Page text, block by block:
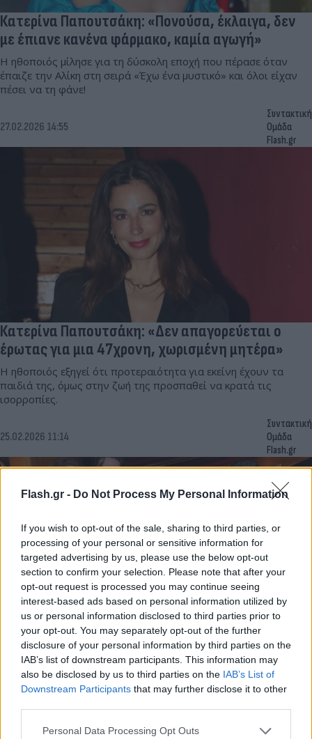
Flash.gr - Do Not Process My Personal Information
If you wish to opt-out of the sale, sharing to third parties, or
processing of your personal or sensitive information for
targeted advertising by us, please use the below opt-out
section to confirm your selection. Please note that after your
opt-out request is processed you may continue seeing
interest-based ads based on personal information utilized by
us or personal information disclosed to third parties prior to
your opt-out. You may separately opt-out of the further
disclosure of your personal information by third parties on the
IAB’s list of downstream participants. This information may
also be disclosed by us to third parties on the IAB’s List of
Downstream Participants that may further disclose it to other
Please note that this website/app uses one or more Google
Personal Data Processing Opt Outs
Κατερίνα Παπουτσάκη: «Πονούσα, έκλαιγα, δεν
με έπιανε κανένα φάρμακο, καμία αγωγή»
Η ηθοποιός μίλησε για τη δύσκολη εποχή που πέρασε όταν
έπαιζε την Αλίκη στη σειρά «Έχω ένα μυστικό» και όλοι είχαν
πέσει να τη φάνε!
27.02.2026 14:55
Συντακτική
Ομάδα
Flash.gr
Κατερίνα Παπουτσάκη: «Δεν απαγορεύεται ο
έρωτας για μια 47χρονη, χωρισμένη μητέρα»
Η ηθοποιός εξηγεί ότι προτεραιότητα για εκείνη έχουν τα
παιδιά της, όμως στην ζωή της προσπαθεί να κρατά τις
ισορροπίες.
25.02.2026 11:14
Συντακτική
Ομάδα
Flash.gr
«Hotel Amour»: Παρέλαση επωνύμων στην
πρεμιέρα - Τι ζήτησε η Σμαράγδα Καρύδη από
τους δημοσιογράφους
για τους φίλους τους και το «παρών» έδωσε όλος ο
καλλιτεχνικός κόσμος.